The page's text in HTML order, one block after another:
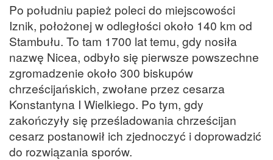
Po południu papież poleci do miejscowości
Iznik, położonej w odległości około 140 km od
Stambułu. To tam 1700 lat temu, gdy nosiła
nazwę Nicea, odbyło się pierwsze powszechne
zgromadzenie około 300 biskupów
chrześcijańskich, zwołane przez cesarza
Konstantyna I Wielkiego. Po tym, gdy
zakończyły się prześladowania chrześcijan
cesarz postanowił ich zjednoczyć i doprowadzić
do rozwiązania sporów.